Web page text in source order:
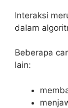
Interaksi
dalam
Beberapa
lain: